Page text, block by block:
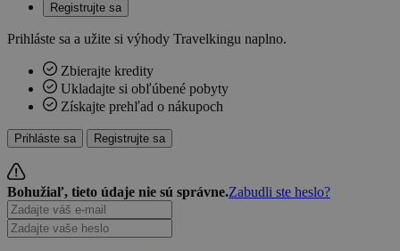
Registrujte sa
Prihláste sa a užite si výhody Travelkingu naplno.
Zbierajte kredity
Ukladajte si obľúbené pobyty
Získajte prehľad o nákupoch
Prihláste sa Registrujte sa
Bohužiaľ, tieto údaje nie sú správne.Zabudli ste heslo?